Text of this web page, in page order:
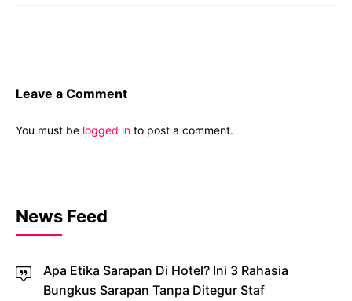
Leave a Comment
You must be logged in to post a comment.
News Feed
Apa Etika Sarapan Di Hotel? Ini 3 Rahasia
Bungkus Sarapan Tanpa Ditegur Staf